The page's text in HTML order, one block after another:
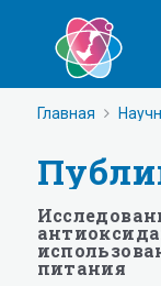
Главная
питания